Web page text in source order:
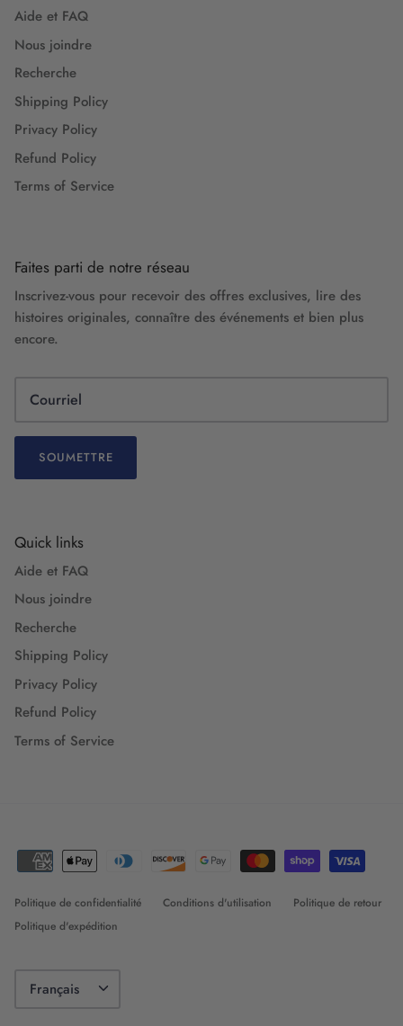
Aide et FAQ
Nous joindre
Recherche
Shipping Policy
Privacy Policy
Refund Policy
Terms of Service
Faites parti de notre réseau
Inscrivez-vous pour recevoir des offres exclusives, lire des
histoires originales, connaître des événements et bien plus
encore.
SOUMETTRE
Quick links
Aide et FAQ
Nous joindre
Recherche
Shipping Policy
Privacy Policy
Refund Policy
Terms of Service
Politique de confidentialité Conditions d'utilisation
Politique de retour
Politique d'expédition
Langue
Français